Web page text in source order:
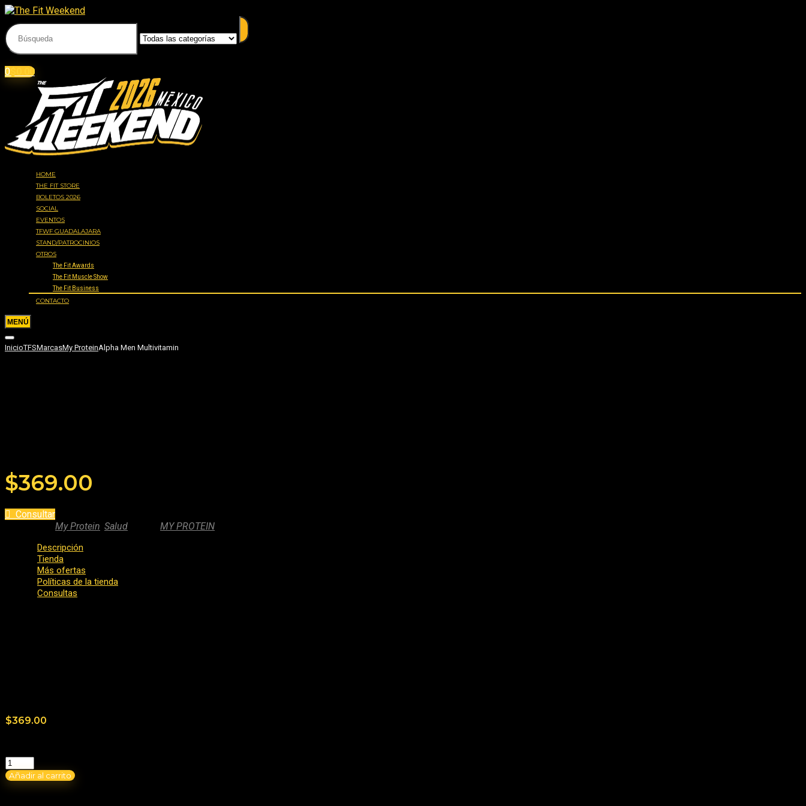
0
0.00
HOME
THE FIT STORE
BOLETOS 2026
SOCIAL
EVENTOS
TFWF GUADALAJARA
STAND/PATROCINIOS
OTROS
The Fit Awards
The Fit Muscle Show
The Fit Business
CONTACTO
InicioTFSMarcasMy ProteinAlpha Men Multivitamin
$369.00
Consultar
My Protein Salud MY PROTEIN
Descripción
Tienda
Más ofertas
Políticas de la tienda
Consultas
$369.00
Añadir al carrito